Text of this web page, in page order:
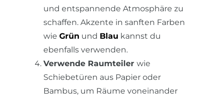
und entspannende Atmosphäre zu
schaffen. Akzente in sanften Farben
wie Grün und Blau kannst du
ebenfalls verwenden.
Verwende Raumteiler wie
Schiebetüren aus Papier oder
Bambus, um Räume voneinander